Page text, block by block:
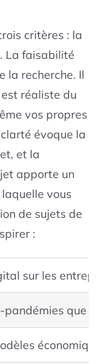
critères : la
La faisabilité
la recherche. Il
réaliste du
vos propres
évoque la
et la
apporte un
vous
de sujets de
:
sur les
pandémies que